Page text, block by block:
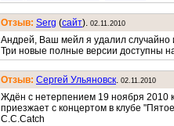
Отзыв: Serg (cайт). 02.11.2010
Андрей, Ваш мейл я удалил случайно
Три новые полные версии доступны
Отзыв: Сергей Ульяновск. 02.11.2010
Ждён с нетерпением 19 ноября 2010
приезжает с концертом в клубе
C.C.Catch